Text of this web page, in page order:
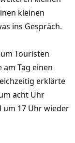
kleinen
ins Gespräch.
Touristen
Tag einen
erklärte
acht Uhr
um 17 Uhr wieder